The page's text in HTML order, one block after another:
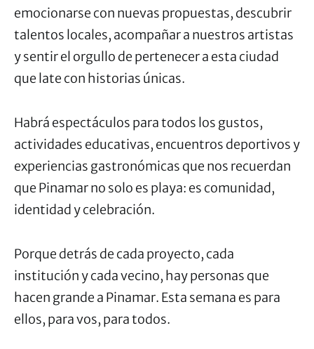
emocionarse con nuevas propuestas, descubrir
talentos locales, acompañar a nuestros artistas
y sentir el orgullo de pertenecer a esta ciudad
que late con historias únicas.
Habrá espectáculos para todos los gustos,
actividades educativas, encuentros deportivos y
experiencias gastronómicas que nos recuerdan
que Pinamar no solo es playa: es comunidad,
identidad y celebración.
Porque detrás de cada proyecto, cada
institución y cada vecino, hay personas que
hacen grande a Pinamar. Esta semana es para
ellos, para vos, para todos.